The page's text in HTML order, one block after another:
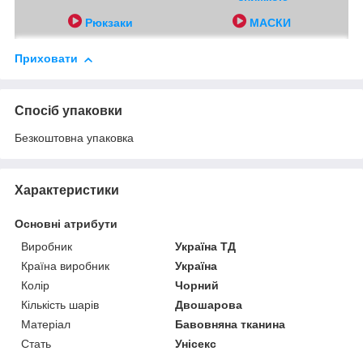
Рюкзаки
МАСКИ
Приховати
Спосіб упаковки
Безкоштовна упаковка
Характеристики
Основні атрибути
Виробник
Україна ТД
Країна виробник
Україна
Колір
Чорний
Кількість шарів
Двошарова
Матеріал
Бавовняна тканина
Стать
Унісекс